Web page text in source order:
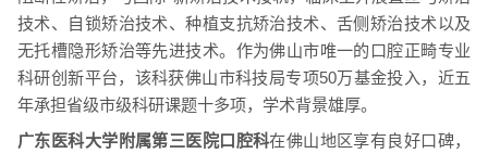
技术、自锁矫治技术、种植支抗矫治技术、舌侧矫治技术以及
无托槽隐形矫治等先进技术。作为佛山市唯一的口腔正畸专业
科研创新平台，该科获佛山市科技局专项50万基金投入，近五
年承担省级市级科研课题十多项，学术背景雄厚。
广东医科大学附属第三医院口腔科在佛山地区享有良好口碑，